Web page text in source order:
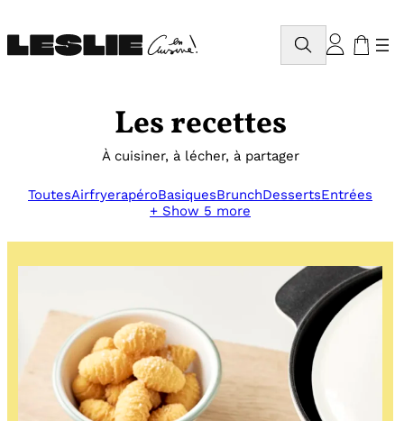
au
contenu
Rechercher
Les recettes
À cuisiner, à lécher, à partager
ToutesAirfryerapéroBasiquesBrunchDessertsEntrées
+ Show 5 more